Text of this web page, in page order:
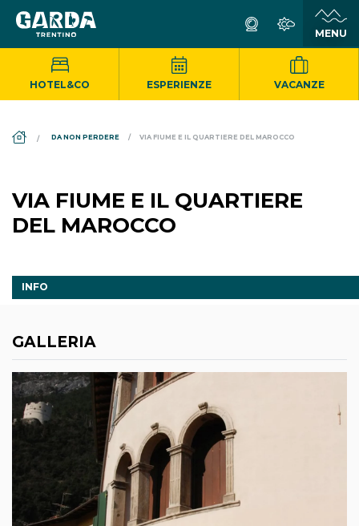
HOTEL&CO ESPERIENZE VACANZE
DA NON PERDERE VIA FIUME E IL QUARTIERE DEL MAROCCO
VIA FIUME E IL QUARTIERE
DEL MAROCCO
INFO
GALLERIA